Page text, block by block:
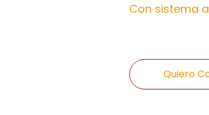
Con sistema
Quiero